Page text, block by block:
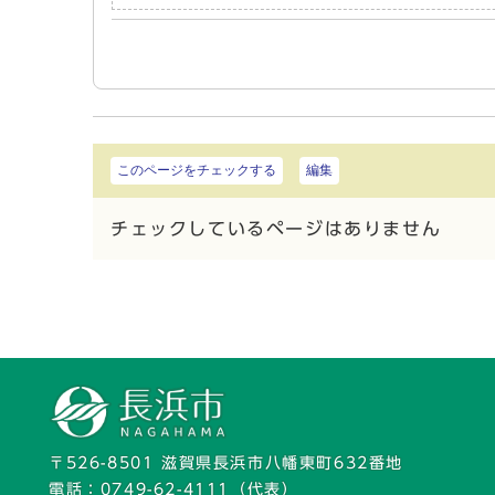
このページをチェックする 編集
チェックしているページはありません
〒526-8501 滋賀県長浜市八幡東町632番地
電話： 0749-62-4111 （代表）